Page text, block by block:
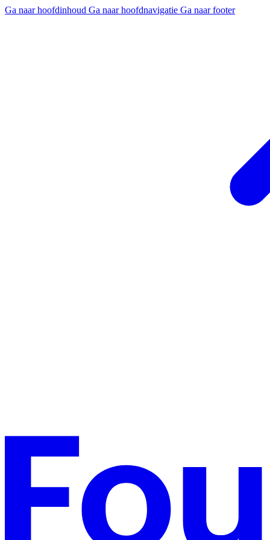
Ga naar hoofdinhoud Ga naar hoofdnavigatie Ga naar footer